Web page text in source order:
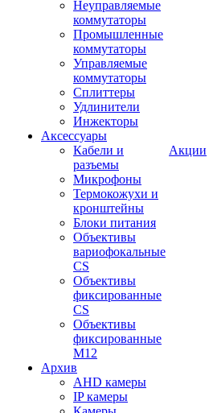
Неуправляемые
коммутаторы
Промышленные
коммутаторы
Управляемые
коммутаторы
Сплиттеры
Удлинители
Инжекторы
Аксессуары
Кабели и
разъемы
Микрофоны
Термокожухи и
кронштейны
Блоки питания
Объективы
вариофокальные
CS
Объективы
фиксированные
CS
Объективы
фиксированные
М12
Архив
AHD камеры
IP камеры
Акции